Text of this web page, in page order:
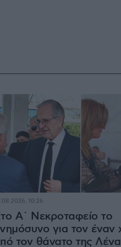
Α΄ Νεκροταφείο το
για τον έναν
τον θάνατο της
10:26